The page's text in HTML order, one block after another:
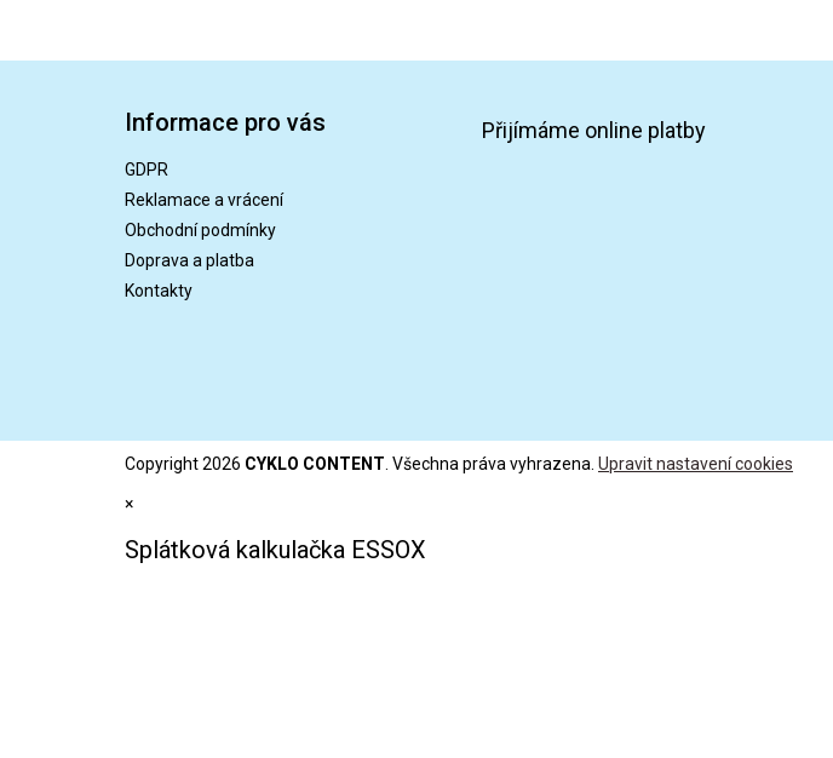
Informace pro vás
GDPR
Reklamace a vrácení
Obchodní podmínky
Doprava a platba
Kontakty
Přijímáme online platby
Copyright 2026 CYKLO CONTENT . Všechna práva vyhrazena. Upravit nastavení cookies
×
Splátková kalkulačka ESSOX